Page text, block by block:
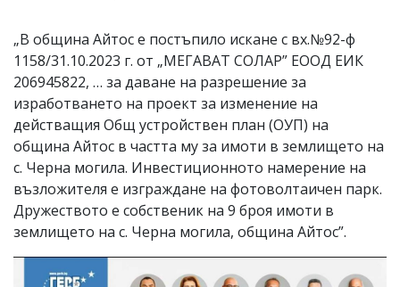
„В община Айтос е постъпило искане с вх.№92-ф
1158/31.10.2023 г. от „МЕГАВАТ СОЛАР” ЕООД ЕИК
206945822, … за даване на разрешение за
изработването на проект за изменение на
действащия Общ устройствен план (ОУП) на
община Айтос в частта му за имоти в землището на
с. Черна могила. Инвестиционното намерение на
възложителя е изграждане на фотоволтаичен парк.
Дружеството е собственик на 9 броя имоти в
землището на с. Черна могила, община Айтос”.